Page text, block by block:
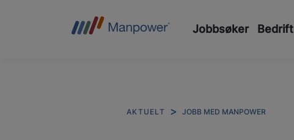
Jobbsøker Bedrift
AKTUELT JOBB MED MANPOWER